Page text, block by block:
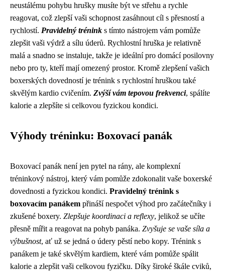
neustálému pohybu hrušky musíte být ve střehu a rychle
reagovat, což zlepší vaši schopnost zasáhnout cíl s přesností a
rychlostí. Pravidelný trénink s tímto nástrojem vám pomůže
zlepšit vaši výdrž a sílu úderů. Rychlostní hruška je relativně
malá a snadno se instaluje, takže je ideální pro domácí posilovny
nebo pro ty, kteří mají omezený prostor. Kromě zlepšení vašich
boxerských dovedností je trénink s rychlostní hruškou také
skvělým kardio cvičením. Zvýší vám tepovou frekvenci, spálíte
kalorie a zlepšíte si celkovou fyzickou kondici.
Výhody tréninku: Boxovací panák
Boxovací panák není jen pytel na rány, ale komplexní
tréninkový nástroj, který vám pomůže zdokonalit vaše boxerské
dovednosti a fyzickou kondici. Pravidelný trénink s
boxovacím panákem přináší nespočet výhod pro začátečníky i
zkušené boxery. Zlepšuje koordinaci a reflexy, jelikož se učíte
přesně mířit a reagovat na pohyb panáka. Zvyšuje se vaše síla a
výbušnost, ať už se jedná o údery pěstí nebo kopy. Trénink s
panákem je také skvělým kardiem, které vám pomůže spálit
kalorie a zlepšit vaši celkovou fyzičku. Díky široké škále cviků,